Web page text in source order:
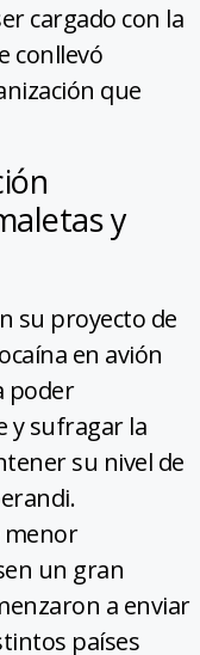
cargado con la
conllevó
que
y
su proyecto de
en avión
poder
y sufragar la
su nivel de
menor
un gran
a enviar
países